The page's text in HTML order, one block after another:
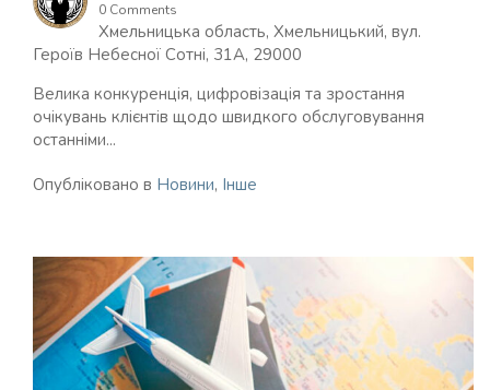
0 Comments
Хмельницька область, Хмельницький, вул.
Героїв Небесної Сотні, 31А, 29000
Велика конкуренція, цифровізація та зростання
очікувань клієнтів щодо швидкого обслуговування
останніми...
Опубліковано в Новини, Інше